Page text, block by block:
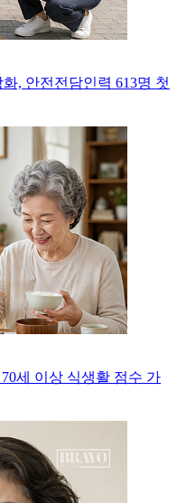
, 안전전담인력 613명 첫
세 이상 식생활 점수 가